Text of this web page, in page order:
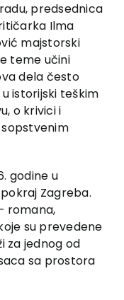
predsednica
Ilma
majstorski
teme učini
dela često
istorijski teškim
o krivici i
sopstvenim
godine u
pokraj Zagreba.
romana,
su prevedene
za jednog od
sa prostora